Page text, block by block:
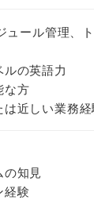
ール管理、
の英語力
な方
近しい業務経
知見
経験